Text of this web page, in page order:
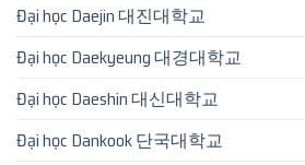
Đại học Daejin 대진대학교
Đại học Daekyeung 대경대학교
Đại học Daeshin 대신대학교
Đại học Dankook 단국대학교